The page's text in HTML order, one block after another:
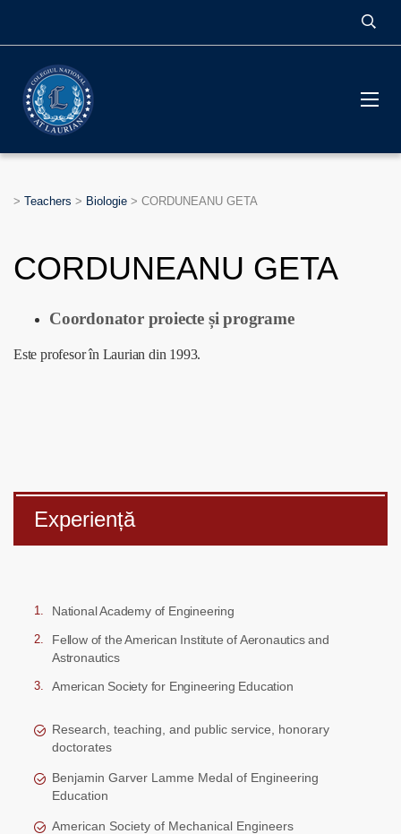
> Teachers > Biologie > CORDUNEANU GETA
CORDUNEANU GETA
Coordonator proiecte și programe
Este profesor în Laurian din 1993.
Experiență
National Academy of Engineering
Fellow of the American Institute of Aeronautics and
Astronautics
American Society for Engineering Education
Research, teaching, and public service, honorary
doctorates
Benjamin Garver Lamme Medal of Engineering
Education
American Society of Mechanical Engineers